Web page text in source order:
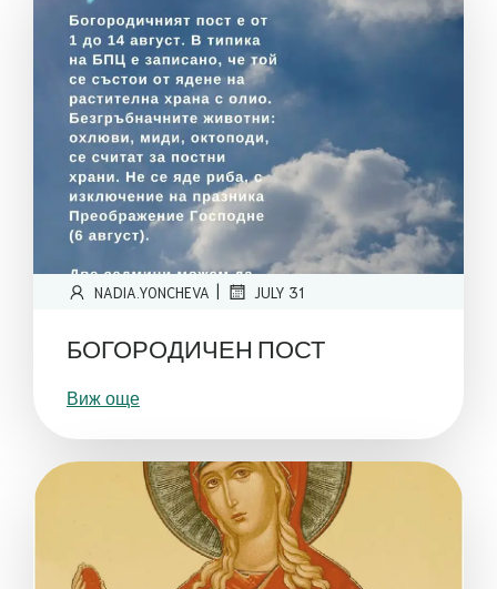
NADIA.YONCHEVA | JULY 31
БОГОРОДИЧЕН ПОСТ
Виж още